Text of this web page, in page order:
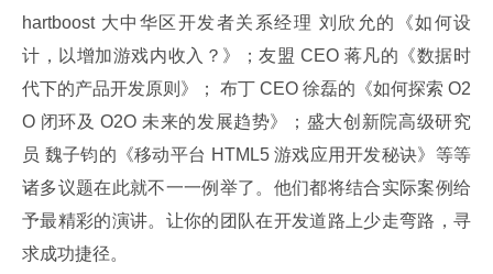
hartboost 大中华区开发者关系经理 刘欣允的《如何设
计，以增加游戏内收入？》；友盟 CEO 蒋凡的《数据时
代下的产品开发原则》； 布丁 CEO 徐磊的《如何探索 O2
O 闭环及 O2O 未来的发展趋势》；盛大创新院高级研究
员 魏子钧的《移动平台 HTML5 游戏应用开发秘诀》等等
诸多议题在此就不一一例举了。他们都将结合实际案例给
予最精彩的演讲。让你的团队在开发道路上少走弯路，寻
求成功捷径。